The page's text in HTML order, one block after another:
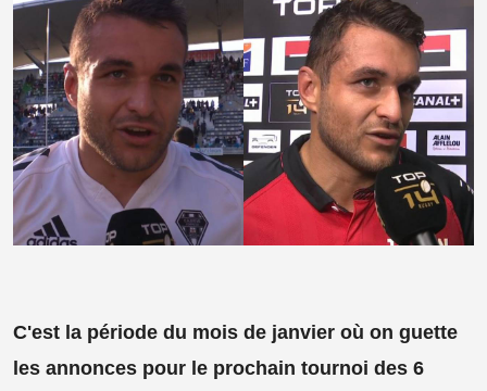
C'est la période du mois de janvier où on guette
les annonces pour le prochain tournoi des 6